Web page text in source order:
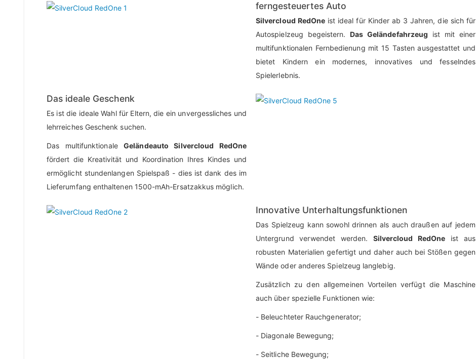
ferngesteuertes Auto
Silvercloud RedOne ist ideal für Kinder ab 3 Jahren, die sich für
Autospielzeug begeistern.Das Geländefahrzeug ist mit einer
multifunktionalen Fernbedienung mit 15 Tasten ausgestattet und
bietet Kindern ein modernes, innovatives und fesselndes
Spielerlebnis.
Das ideale Geschenk
Es ist die ideale Wahl für Eltern, die ein unvergessliches und
lehrreiches Geschenk suchen.
Das multifunktionaleGeländeauto Silvercloud RedOne
fördert die Kreativität und Koordination Ihres Kindes und
ermöglicht stundenlangen Spielspaß - dies ist dank des im
Lieferumfang enthaltenen 1500-mAh-Ersatzakkus möglich.
Innovative Unterhaltungsfunktionen
Das Spielzeug kann sowohl drinnen als auch draußen auf jedem
Untergrund verwendet werden. Silvercloud RedOne ist aus
robusten Materialien gefertigt und daher auch bei Stößen gegen
Wände oder anderes Spielzeug langlebig.
Zusätzlich zu den allgemeinen Vorteilen verfügt die Maschine
auch über spezielle Funktionen wie:
- Beleuchteter Rauchgenerator;
- Diagonale Bewegung;
- Seitliche Bewegung;